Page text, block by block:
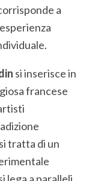
a
si inserisce in
francese
tratta di un